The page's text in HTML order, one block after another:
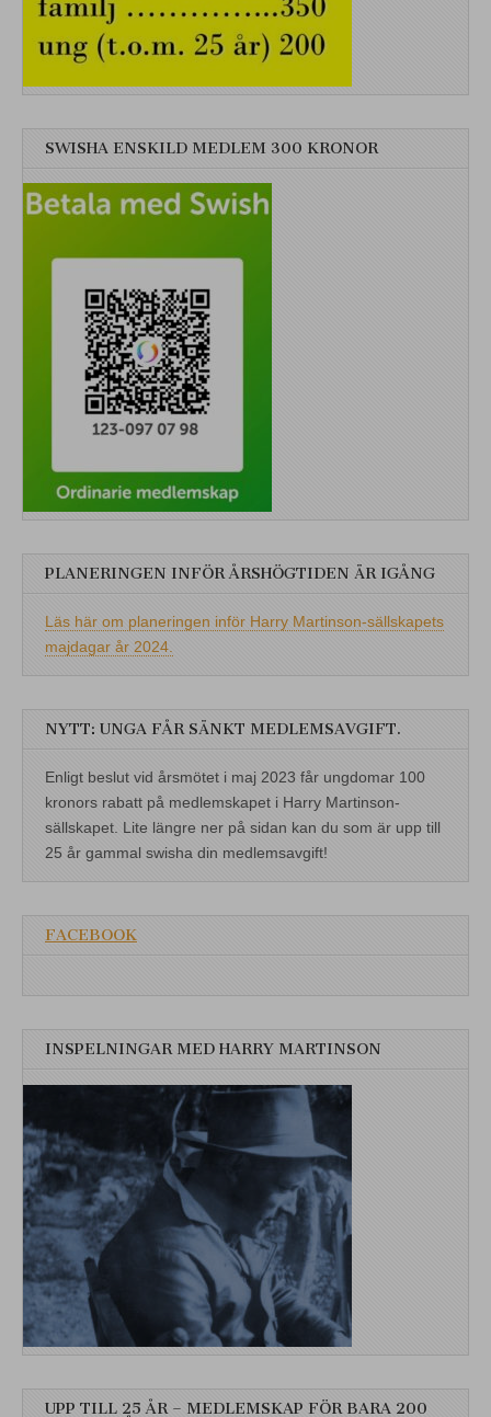
SWISHA ENSKILD MEDLEM 300 KRONOR
PLANERINGEN INFÖR ÅRSHÖGTIDEN ÄR IGÅNG
Läs här om planeringen inför Harry Martinson-sällskapets
majdagar år 2024.
NYTT: UNGA FÅR SÄNKT MEDLEMSAVGIFT.
Enligt beslut vid årsmötet i maj 2023 får ungdomar 100
kronors rabatt på medlemskapet i Harry Martinson-
sällskapet. Lite längre ner på sidan kan du som är upp till
25 år gammal swisha din medlemsavgift!
FACEBOOK
INSPELNINGAR MED HARRY MARTINSON
UPP TILL 25 ÅR – MEDLEMSKAP FÖR BARA 200